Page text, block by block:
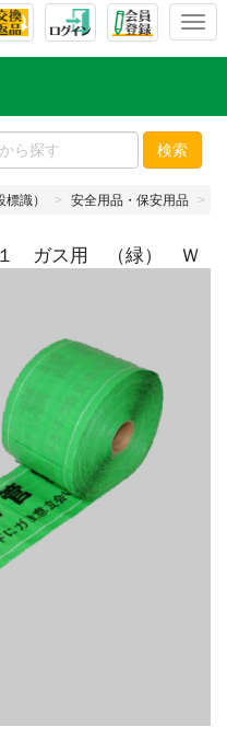
T
l
e
n
v
g
検索
識） 安全用品・保安用品
１ ガス用 （緑） Ｗ